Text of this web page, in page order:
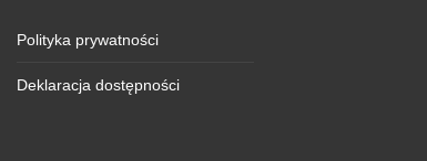
Polityka prywatności
Deklaracja dostępności